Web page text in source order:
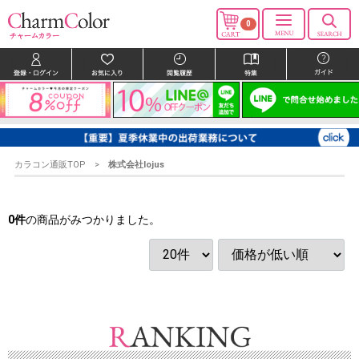
0
カラコン通販TOP 株式会社lojus
0件の商品がみつかりました。